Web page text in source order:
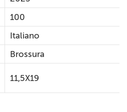
100
Italiano
Brossura
11,5X19